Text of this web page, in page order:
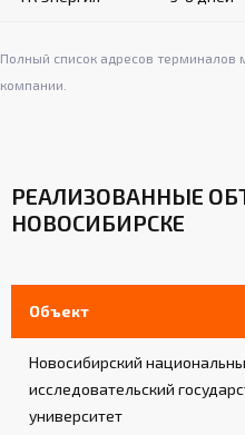
Полный список адресов терминалов
компании.
РЕАЛИЗОВАННЫЕ
НОВОСИБИРСКЕ
Объект
Новосибирский
исследовательский
университет